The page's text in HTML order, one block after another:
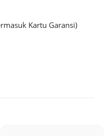
Kartu Garansi)